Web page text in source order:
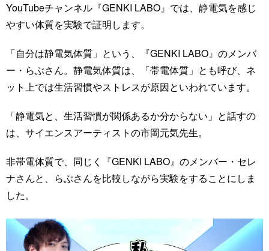
YouTubeチャンネル『GENKI LABO』では、静電気を感じ
やすい体質を実験で証明します。
「自分は静電気体質」という、『GENKI LABO』のメンバ
ー・らぶさん。静電気体質は、「帯電体質」とも呼び、ネ
ット上では生活習慣やストレスが原因といわれています。
「静電気と、生活習慣が関係あるか分からない」と話すの
は、サイエンスアーティストの市岡元気先生。
非帯電体質で、同じく『GENKI LABO』のメンバー・セレ
ナさんと、らぶさんを比較しながら実験をすることにしま
した。